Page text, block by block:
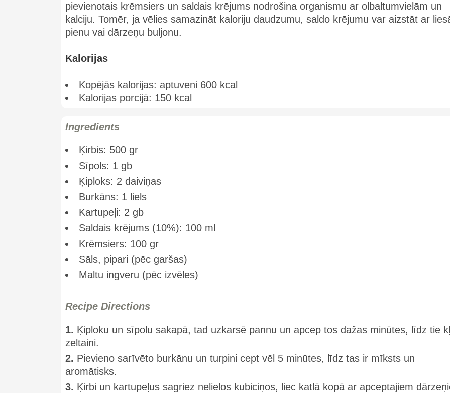
pievienotais krēmsiers un saldais krējums nodrošina organismu ar olbaltumvielām un
kalciju. Tomēr, ja vēlies samazināt kaloriju daudzumu, saldo krējumu var aizstāt ar
pienu vai dārzeņu buljonu.
Kalorijas
Kopējās kalorijas: aptuveni 600 kcal
Kalorijas porcijā: 150 kcal
Ingredients
Ķirbis: 500 gr
Sīpols: 1 gb
Ķiploks: 2 daiviņas
Burkāns: 1 liels
Kartupeļi: 2 gb
Saldais krējums (10%): 100 ml
Krēmsiers: 100 gr
Sāls, pipari (pēc garšas)
Maltu ingveru (pēc izvēles)
Recipe Directions
1. Ķiploku un sīpolu sakapā, tad uzkarsē pannu un apcep tos dažas minūtes, līdz tie
zeltaini.
2. Pievieno sarīvēto burkānu un turpini cept vēl 5 minūtes, līdz tas ir mīksts un
aromātisks.
3. Ķirbi un kartupeļus sagriez nelielos kubiciņos, liec katlā kopā ar apceptajiem